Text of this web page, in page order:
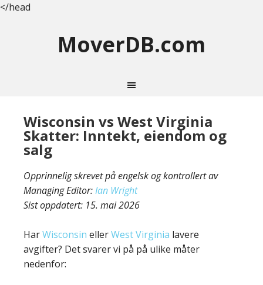
</head
MoverDB.com
Wisconsin vs West Virginia
Skatter: Inntekt, eiendom og
salg
Opprinnelig skrevet på engelsk og kontrollert av
Managing Editor:Ian Wright
Sist oppdatert: 15. mai 2026
HarWisconsin ellerWest Virginia lavere
avgifter? Det svarer vi på på ulike måter
nedenfor: